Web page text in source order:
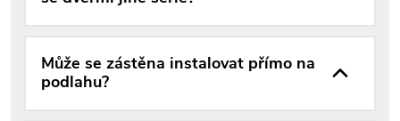
Může se zástěna instalovat přímo na
podlahu?